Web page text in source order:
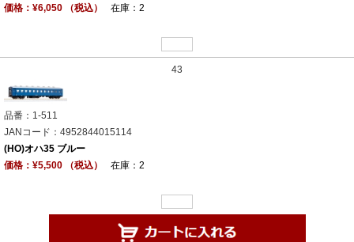
価格：¥6,050 （税込）
在庫：2
43
品番：1-511
JANコード：4952844015114
(HO)オハ35 ブルー
価格：¥5,500 （税込）
在庫：2